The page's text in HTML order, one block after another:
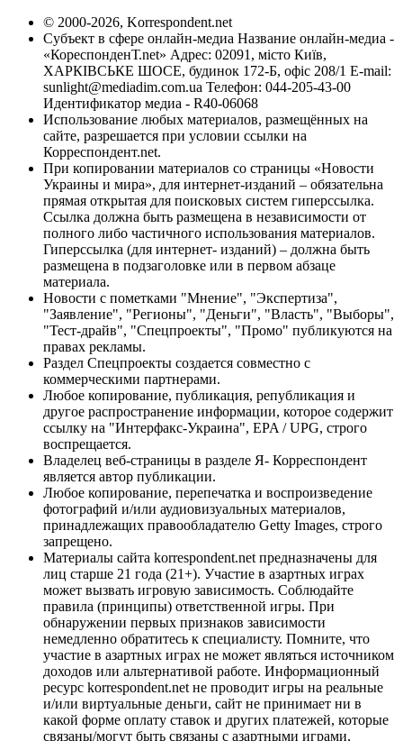
© 2000-2026, Korrespondent.net
Субъект в сфере онлайн-медиа Название онлайн-медиа -
«КореспонденТ.net» Адрес: 02091, місто Київ,
ХАРКІВСЬКЕ ШОСЕ, будинок 172-Б, офіс 208/1 E-mail:
sunlight@mediadim.com.ua Телефон: 044-205-43-00
Идентификатор медиа - R40-06068
Использование любых материалов, размещённых на
сайте, разрешается при условии ссылки на
Корреспондент.net.
При копировании материалов со страницы «Новости
Украины и мира», для интернет-изданий – обязательна
прямая открытая для поисковых систем гиперссылка.
Ссылка должна быть размещена в независимости от
полного либо частичного использования материалов.
Гиперссылка (для интернет- изданий) – должна быть
размещена в подзаголовке или в первом абзаце
материала.
Новости с пометками "Мнение", "Экспертиза",
"Заявление", "Регионы", "Деньги", "Власть", "Выборы",
"Тест-драйв", "Спецпроекты", "Промо" публикуются на
правах рекламы.
Раздел Спецпроекты создается совместно с
коммерческими партнерами.
Любое копирование, публикация, републикация и
другое распространение информации, которое содержит
ссылку на "Интерфакс-Украина", EPA / UPG, строго
воспрещается.
Владелец веб-страницы в разделе Я- Корреспондент
является автор публикации.
Любое копирование, перепечатка и воспроизведение
фотографий и/или аудиовизуальных материалов,
принадлежащих правообладателю Getty Images, строго
запрещено.
Материалы сайта korrespondent.net предназначены для
лиц старше 21 года (21+). Участие в азартных играх
может вызвать игровую зависимость. Соблюдайте
правила (принципы) ответственной игры. При
обнаружении первых признаков зависимости
немедленно обратитесь к специалисту. Помните, что
участие в азартных играх не может являться источником
доходов или альтернативой работе. Информационный
ресурс korrespondent.net не проводит игры на реальные
и/или виртуальные деньги, сайт не принимает ни в
какой форме оплату ставок и других платежей, которые
связаны/могут быть связаны с азартными играми,